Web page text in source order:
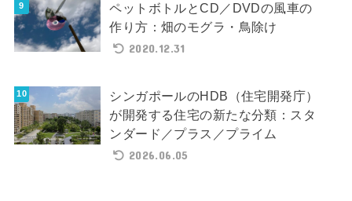
ペットボトルとCD／DVDの風車の
作り方：畑のモグラ・鳥除け
2020.12.31
シンガポールのHDB（住宅開発庁）
が開発する住宅の新たな分類：スタ
ンダード／プラス／プライム
2026.06.05